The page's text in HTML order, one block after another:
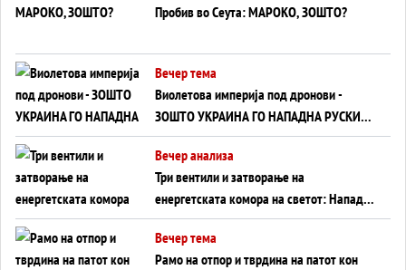
Пробив во Сеута: МАРОКО, ЗОШТО?
Вечер тема
Виолетова империја под дронови -
ЗОШТО УКРАИНА ГО НАПАДНА РУСКИОТ
WILDBERRIES
Вечер анализа
Три вентили и затворање на
енергетската комора на светот: Нападот
во Суец најавува глобален енергетски
инфаркт?
Вечер тема
Рамо на отпор и тврдина на патот кон